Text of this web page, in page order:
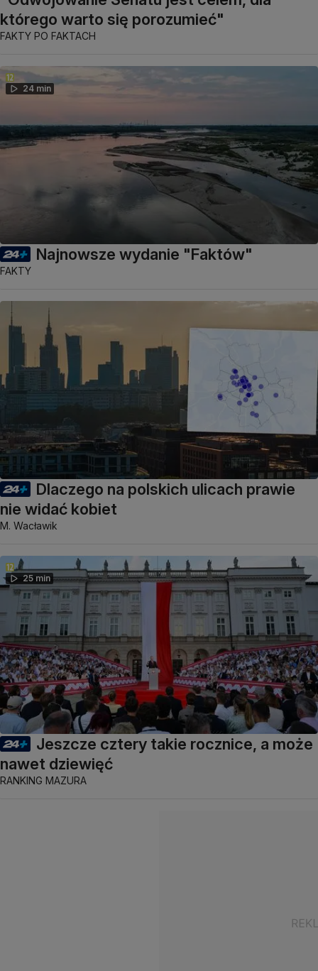
którego warto się porozumieć"
FAKTY PO FAKTACH
24 min
Najnowsze wydanie "Faktów"
FAKTY
Dlaczego na polskich ulicach prawie
nie widać kobiet
M. Wacławik
25 min
Jeszcze cztery takie rocznice, a może
nawet dziewięć
RANKING MAZURA